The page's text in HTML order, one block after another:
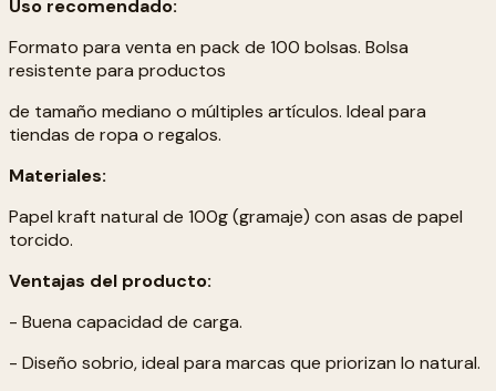
Uso recomendado:
Formato para venta en pack de 100 bolsas. Bolsa
resistente para productos
de tamaño mediano o múltiples artículos. Ideal para
tiendas de ropa o regalos.
Materiales:
Papel kraft natural de 100g (gramaje) con asas de papel
torcido.
Ventajas del producto:
- Buena capacidad de carga.
- Diseño sobrio, ideal para marcas que priorizan lo natural.